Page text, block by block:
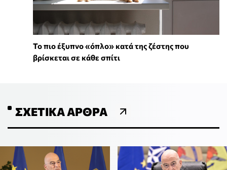
To πιο έξυπνο «όπλο» κατά της ζέστης που
βρίσκεται σε κάθε σπίτι
ΣΧΕΤΙΚΆ ΆΡΘΡΑ